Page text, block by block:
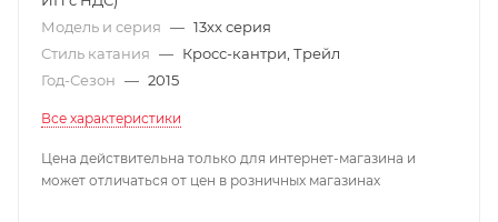
Модель и серия — 13xx серия
Стиль катания — Кросс-кантри, Трейл
Год-Сезон — 2015
Все характеристики
Цена действительна только для интернет-магазина и
может отличаться от цен в розничных магазинах